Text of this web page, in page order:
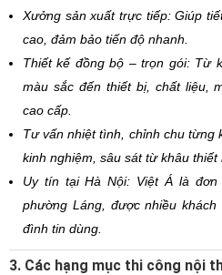
Xưởng sản xuất trực tiếp: Giúp
cao, đảm bảo tiến độ nhanh.
Thiết kế đồng bộ – trọn gói: Từ
màu sắc đến thiết bị, chất liệu,
cao cấp.
Tư vấn nhiệt tình, chỉnh chu từng
kinh nghiệm, sâu sát từ khâu thiết
Uy tín tại Hà Nội: Việt Á là
phường Láng, được nhiều
đình tin dùng.
3. Các hạng mục thi công nội